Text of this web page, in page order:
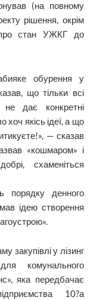
(на повному
рішення, окрім
стан УЖКГ до
обурення у
що тільки всі
не дає конкретні
хоч якісь ідеї, а що
— сказав
«кошмаром» і
схаменіться
порядку денного
ідею створення
закупівлі у лізинг
комунального
яка передбачає
10?а